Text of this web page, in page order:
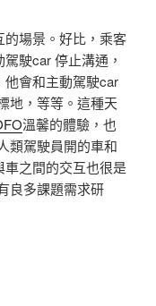
場景。好比，乘客
駛car 停止溝通，
他會和主動駕駛car
地，等等。這種天
溫馨的體驗，也
類駕駛員開的車和
之間的交互也很是
良多課題需求研